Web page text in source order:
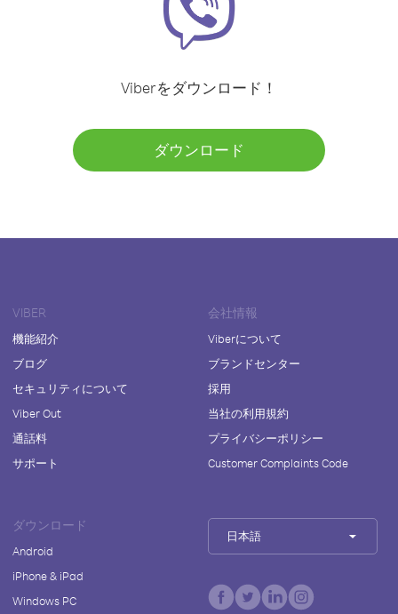
Viberをダウンロード！
ダウンロード
VIBER
機能紹介
ブログ
セキュリティについて
Viber Out
通話料
サポート
会社情報
Viberについて
ブランドセンター
採用
当社の利用規約
プライバシーポリシー
Customer Complaints Code
ダウンロード
Android
iPhone & iPad
Windows PC
日本語